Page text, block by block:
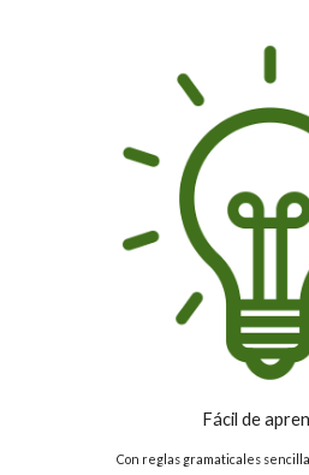
Fácil de
Con reglas gramaticales